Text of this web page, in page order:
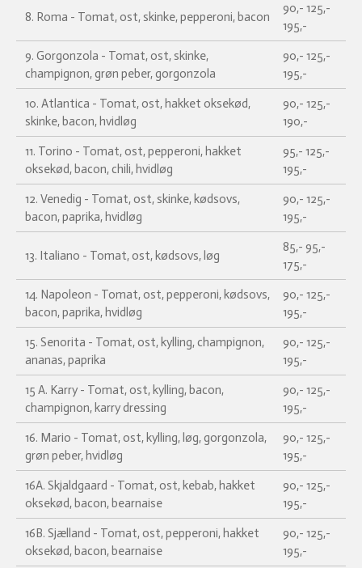
8. Roma - Tomat, ost, skinke, pepperoni, bacon
90,- 125,-
195,-
9. Gorgonzola - Tomat, ost, skinke,
champignon, grøn peber, gorgonzola
90,- 125,-
195,-
10. Atlantica - Tomat, ost, hakket oksekød,
skinke, bacon, hvidløg
90,- 125,-
190,-
11. Torino - Tomat, ost, pepperoni, hakket
oksekød, bacon, chili, hvidløg
95,- 125,-
195,-
12. Venedig - Tomat, ost, skinke, kødsovs,
bacon, paprika, hvidløg
90,- 125,-
195,-
13. Italiano - Tomat, ost, kødsovs, løg
85,- 95,-
175,-
14. Napoleon - Tomat, ost, pepperoni, kødsovs,
bacon, paprika, hvidløg
90,- 125,-
195,-
15. Senorita - Tomat, ost, kylling, champignon,
ananas, paprika
90,- 125,-
195,-
15 A. Karry - Tomat, ost, kylling, bacon,
champignon, karry dressing
90,- 125,-
195,-
16. Mario - Tomat, ost, kylling, løg, gorgonzola,
grøn peber, hvidløg
90,- 125,-
195,-
16A. Skjaldgaard - Tomat, ost, kebab, hakket
oksekød, bacon, bearnaise
90,- 125,-
195,-
16B. Sjælland - Tomat, ost, pepperoni, hakket
oksekød, bacon, bearnaise
90,- 125,-
195,-